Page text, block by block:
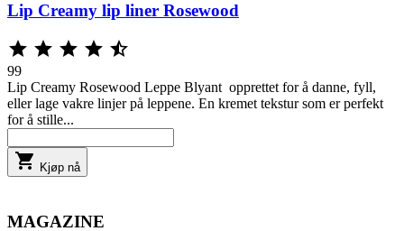
Lip Creamy lip liner Rosewood
    
99
Lip Creamy Rosewood Leppe Blyant opprettet for å danne, fyll,
eller lage vakre linjer på leppene. En kremet tekstur som er perfekt
for å stille...
 Kjøp nå
MAGAZINE